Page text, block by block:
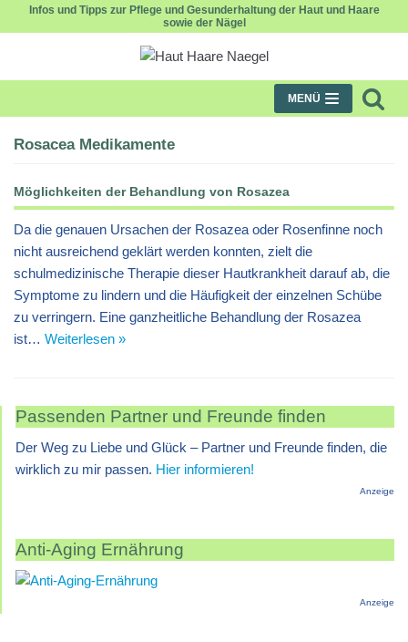
Infos und Tipps zur Pflege und Gesunderhaltung der Haut und Haare
sowie der Nägel
MENÜ
Rosacea Medikamente
Möglichkeiten der Behandlung von Rosazea
Da die genauen Ursachen der Rosazea oder Rosenfinne noch
nicht ausreichend geklärt werden konnten, zielt die
schulmedizinische Therapie dieser Hautkrankheit darauf ab, die
Symptome zu lindern und die Häufigkeit der einzelnen Schübe
zu verringern. Eine ganzheitliche Behandlung der Rosazea
ist… Weiterlesen »
Passenden Partner und Freunde finden
Der Weg zu Liebe und Glück – Partner und Freunde finden, die
wirklich zu mir passen. Hier informieren!
Anzeige
Anti-Aging Ernährung
Anzeige